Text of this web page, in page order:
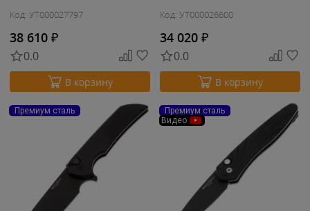
Код: УТ000027797
38 610 ₽
0.0
В корзину
Код: УТ000026600
34 020 ₽
0.0
В корзину
Премиум сталь
Премиум сталь
Видео